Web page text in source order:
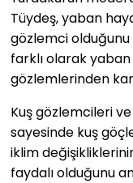
Tüydeş, yaban
gözlemci
farklı olarak yaban
gözlemlerinden
Kuş gözlemcileri
sayesinde kuş
iklim
faydalı olduğunu